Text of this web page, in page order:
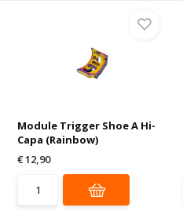
Module Trigger Shoe A Hi-
Capa (Rainbow)
€ 12,90